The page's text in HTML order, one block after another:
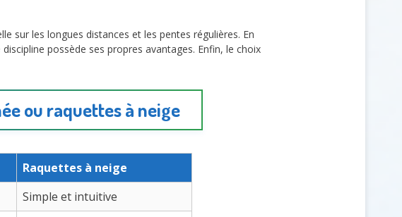
sur les longues distances et les pentes régulières. En
possède ses propres avantages. Enfin, le choix
ou raquettes à neige
Raquettes à neige
Simple et intuitive